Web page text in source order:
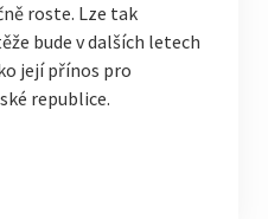
roste. Lze tak
bude v dalších letech
její přínos pro
republice.